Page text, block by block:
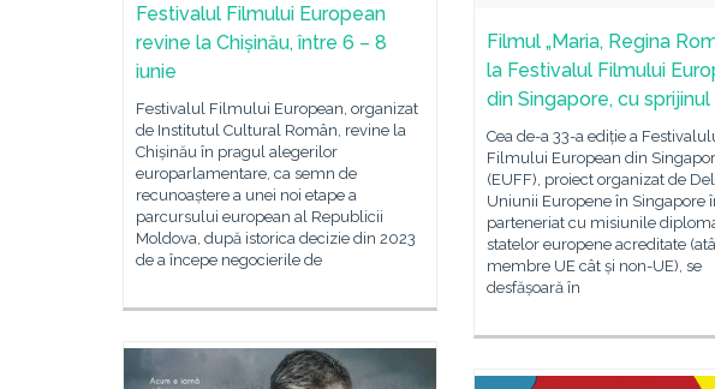
Festivalul Filmului European
revine la Chișinău, între 6 – 8
iunie
Festivalul Filmului European, organizat
de Institutul Cultural Român, revine la
Chișinău în pragul alegerilor
europarlamentare, ca semn de
recunoaștere a unei noi etape a
parcursului european al Republicii
Moldova, după istorica decizie din 2023
de a începe negocierile de
Filmul „Maria, Regina
la Festivalul Filmului
din Singapore, cu sprijinul
Cea de-a 33-a ediție a
Filmului European din
(EUFF), proiect organizat de
Uniunii Europene în Singapore
parteneriat cu misiunile
statelor europene acreditate
membre UE cât și non-UE), se
desfășoară în